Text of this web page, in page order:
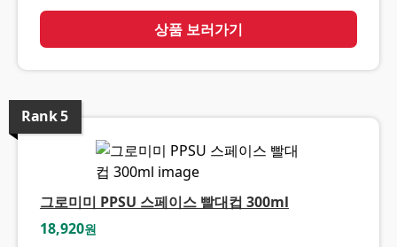
상품 보러가기
Rank5
그로미미 PPSU 스페이스 빨대컵 300ml
18,920원